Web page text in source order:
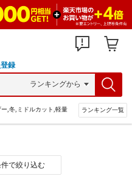
録
,冬,ミドルカット,軽量 ランキング一覧
件で絞り込む